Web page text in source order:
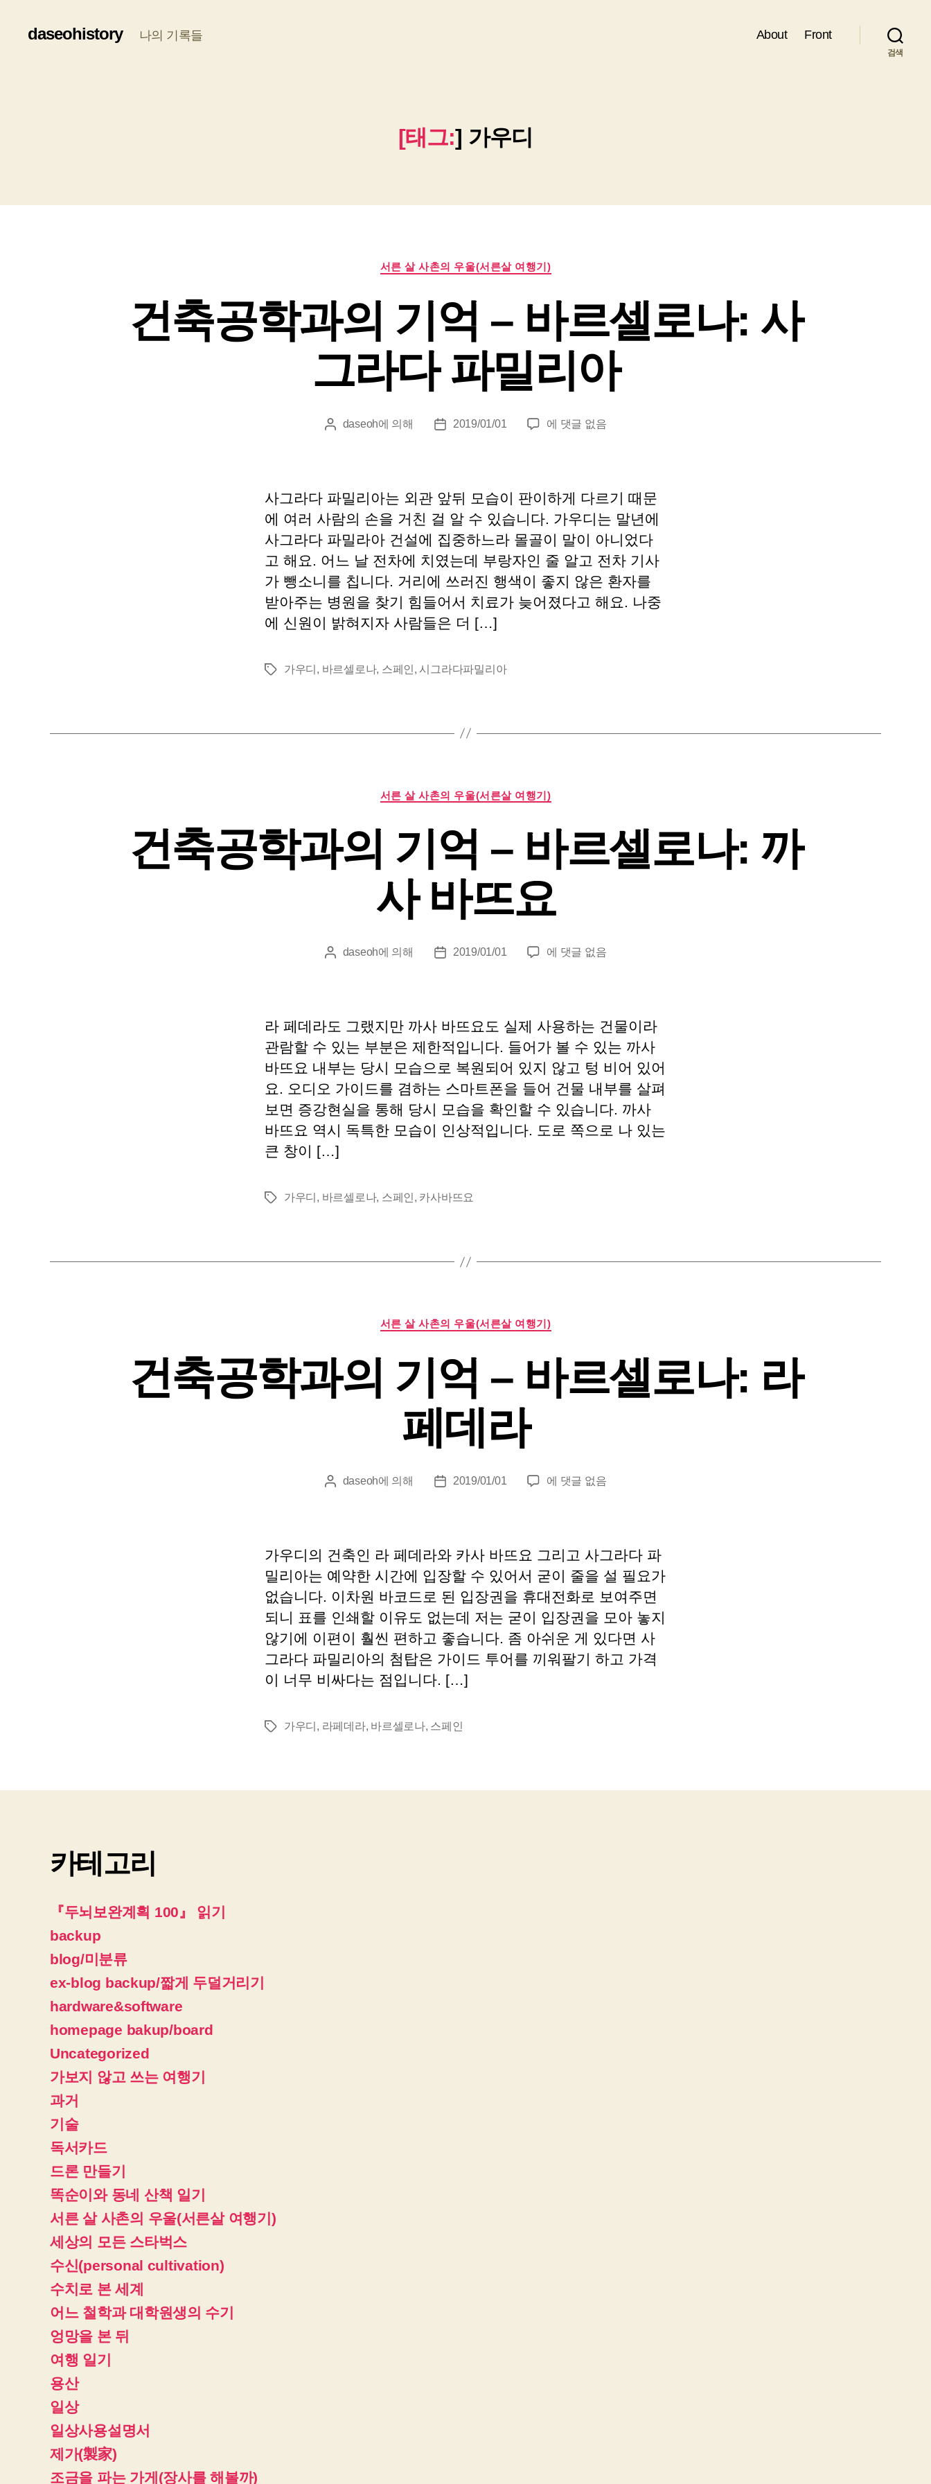
daseohistory 나의 기록들 About Front
검색
[태그:] 가우디
카
테
리
서른 살 사촌의 우울(서른살 여행기)
건축공학과의 기억 – 바르셀로나: 사
그라다 파밀리아
게
성
자
daseoh에 의해
게
짜
2019/01/01
건
의
기
억
–
바
르
셀
에 댓글 없음
사그라다 파밀리아는 외관 앞뒤 모습이 판이하게 다르기 때문
에 여러 사람의 손을 거친 걸 알 수 있습니다. 가우디는 말년에
사그라다 파밀라아 건설에 집중하느라 몰골이 말이 아니었다
고 해요. 어느 날 전차에 치였는데 부랑자인 줄 알고 전차 기사
가 뺑소니를 칩니다. 거리에 쓰러진 행색이 좋지 않은 환자를
받아주는 병원을 찾기 힘들어서 치료가 늦어졌다고 해요. 나중
에 신원이 밝혀지자 사람들은 더 […]
태
가우디 , 바르셀로나, 스페인 ,시그라다파밀리아
카
테
리
서른 살 사촌의 우울(서른살 여행기)
건축공학과의 기억 – 바르셀로나: 까
사 바뜨요
게
성
daseoh에 의해
게
짜
2019/01/01
건
과
의
기
억
–
셀
에 댓글 없음
라 페데라도 그랬지만 까사 바뜨요도 실제 사용하는 건물이라
관람할 수 있는 부분은 제한적입니다. 들어가 볼 수 있는 까사
바뜨요 내부는 당시 모습으로 복원되어 있지 않고 텅 비어 있어
요. 오디오 가이드를 겸하는 스마트폰을 들어 건물 내부를 살펴
보면 증강현실을 통해 당시 모습을 확인할 수 있습니다. 까사
바뜨요 역시 독특한 모습이 인상적입니다. 도로 쪽으로 나 있는
큰 창이 […]
태
가우디 , 바르셀로나, 스페인 , 카사바뜨요
카
테
리
서른 살 사촌의 우울(서른살 여행기)
건축공학과의 기억 – 바르셀로나: 라
페데라
게
성
자
daseoh에 의해
게
짜
2019/01/01
건
의
기
억
–
바
르
셀
에 댓글 없음
가우디의 건축인 라 페데라와 카사 바뜨요 그리고 사그라다 파
밀리아는 예약한 시간에 입장할 수 있어서 굳이 줄을 설 필요가
없습니다. 이차원 바코드로 된 입장권을 휴대전화로 보여주면
되니 표를 인쇄할 이유도 없는데 저는 굳이 입장권을 모아 놓지
않기에 이편이 훨씬 편하고 좋습니다. 좀 아쉬운 게 있다면 사
그라다 파밀리아의 첨탑은 가이드 투어를 끼워팔기 하고 가격
이 너무 비싸다는 점입니다. […]
태
가우디 , 라페데라, 바르셀로나, 스페인
카테고리
『두뇌보완계획 100』 읽기
backup
blog/미분류
ex-blog backup/짧게 두덜거리기
hardware&software
homepage bakup/board
Uncategorized
가보지 않고 쓰는 여행기
과거
기술
독서카드
드론 만들기
똑순이와 동네 산책 일기
서른 살 사촌의 우울(서른살 여행기)
세상의 모든 스타벅스
수신(personal cultivation)
수치로 본 세계
어느 철학과 대학원생의 수기
엉망을 본 뒤
여행 일기
용산
일상
일상사용설명서
제가(製家)
조금을 파는 가게(장사를 해볼까)